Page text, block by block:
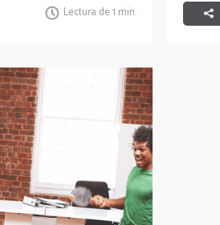
Lectura de 1 min.